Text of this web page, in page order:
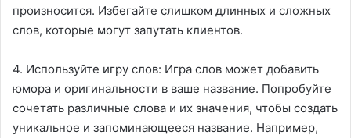
произносится. Избегайте слишком длинных и сложных
слов, которые могут запутать клиентов.
4. Используйте игру слов: Игра слов может добавить
юмора и оригинальности в ваше название. Попробуйте
сочетать различные слова и их значения, чтобы создать
уникальное и запоминающееся название. Например,